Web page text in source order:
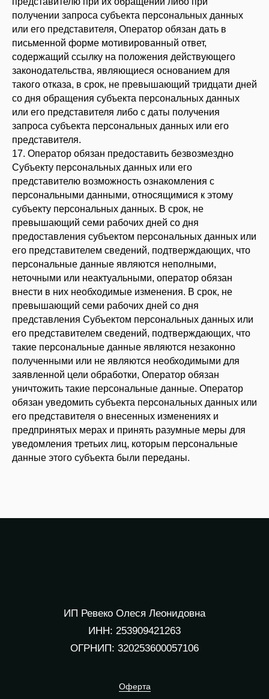
получении запроса субъекта персональных данных
или его представителя, Оператор обязан дать в
письменной форме мотивированный ответ,
содержащий ссылку на положения действующего
законодательства, являющиеся основанием для
такого отказа, в срок, не превышающий тридцати дней
со дня обращения субъекта персональных данных
или его представителя либо с даты получения
запроса субъекта персональных данных или его
представителя.
17. Оператор обязан предоставить безвозмездно
Субъекту персональных данных или его
представителю возможность ознакомления с
персональными данными, относящимися к этому
субъекту персональных данных. В срок, не
превышающий семи рабочих дней со дня
предоставления субъектом персональных данных или
его представителем сведений, подтверждающих, что
персональные данные являются неполными,
неточными или неактуальными, оператор обязан
внести в них необходимые изменения. В срок, не
превышающий семи рабочих дней со дня
представления Субъектом персональных данных или
его представителем сведений, подтверждающих, что
такие персональные данные являются незаконно
полученными или не являются необходимыми для
заявленной цели обработки, Оператор обязан
уничтожить такие персональные данные. Оператор
обязан уведомить субъекта персональных данных или
его представителя о внесенных изменениях и
предпринятых мерах и принять разумные меры для
уведомления третьих лиц, которым персональные
данные этого субъекта были переданы.